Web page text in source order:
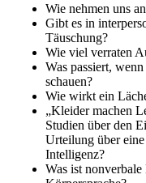
Wie nehmen uns
Gibt es in
Täuschung?
Wie viel verraten
Was passiert,
schauen?
Wie wirkt ein
„Kleider machen
Studien über den
Urteilung über
Intelligenz?
Was ist